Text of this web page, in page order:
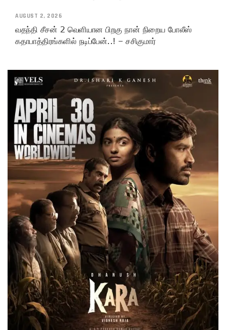
AUGUST 2, 2026
வதந்தி சீசன் 2 வெளியான பிறகு நான் நிறைய போலீஸ்
கதாபாத்திரங்களில் நடிப்பேன்..! – சசிகுமார்